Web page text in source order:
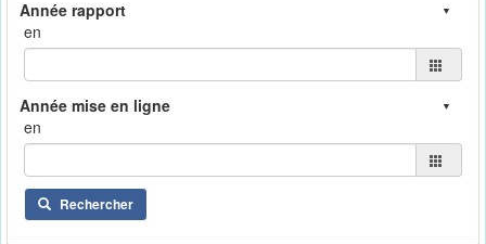
en
en
Rechercher